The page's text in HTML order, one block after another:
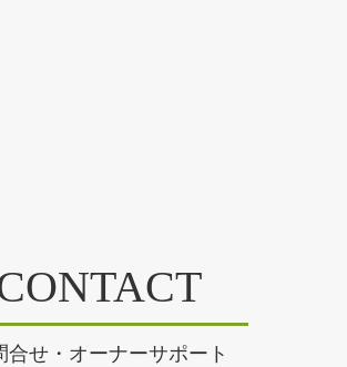
合せ・オーナーサポート